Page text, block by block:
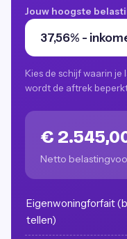
Jouw hoogste
Kies de schijf waarin
wordt de aftrek beperkt
€
Netto
Eigenwoningforfait
tellen)